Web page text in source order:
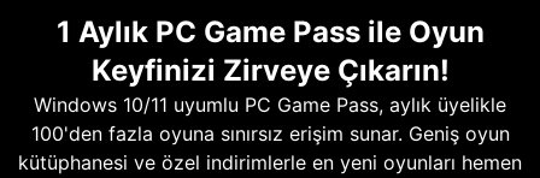
1 Aylık PC Game Pass ile Oyun
Keyfinizi Zirveye Çıkarın!
Windows 10/11 uyumlu PC Game Pass, aylık üyelikle
100'den fazla oyuna sınırsız erişim sunar. Geniş oyun
kütüphanesi ve özel indirimlerle en yeni oyunları hemen